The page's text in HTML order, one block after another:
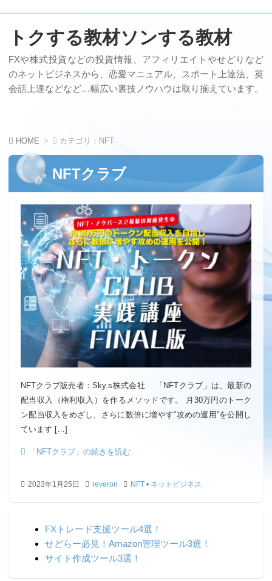
トクする教材ソンする教材
FXや株式投資などの投資情報、アフィリエイトやせどりなど
のネットビジネスから、恋愛マニュアル、スポート上達法、英
会話上達などなど…幅広い裏技ノウハウは取り揃えています。
HOME カテゴリ：NFT
NFTクラブ
NFTクラブ販売者：Sky.s株式会社 「NFTクラブ」は、最新の
配当収入（権利収入）を作るメソッドです。 月30万円のトーク
ン配当収入をめざし、さらに数倍に増やす“攻めの運用”を公開し
ています […]
「NFTクラブ」の続きを読む
2023年1月25日 reveron NFT • ネットビジネス
FXトレード支援ツール4選！
せどらー必見！Amazon管理ツール3選！
サイト作成ツール3選！